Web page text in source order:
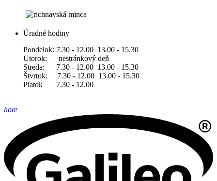
Úradné hodiny
Pondelok: 7.30 - 12.00 13.00 - 15.30
Utorok: nestránkový deň
Streda: 7.30 - 12.00 13.00 - 15.30
Štvrtok: 7.30 - 12.00 13.00 - 15.30
Piatok 7.30 - 12.00
hore